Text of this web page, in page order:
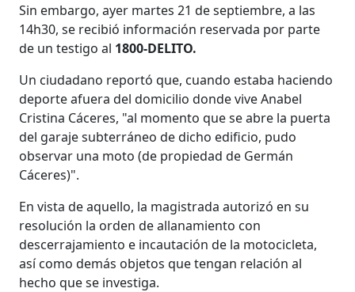
Sin embargo, ayer martes 21 de septiembre, a las
14h30, se recibió información reservada por parte
de un testigo al 1800-DELITO.
Un ciudadano reportó que, cuando estaba haciendo
deporte afuera del domicilio donde vive Anabel
Cristina Cáceres, "al momento que se abre la puerta
del garaje subterráneo de dicho edificio, pudo
observar una moto (de propiedad de Germán
Cáceres)".
En vista de aquello, la magistrada autorizó en su
resolución la orden de allanamiento con
descerrajamiento e incautación de la motocicleta,
así como demás objetos que tengan relación al
hecho que se investiga.